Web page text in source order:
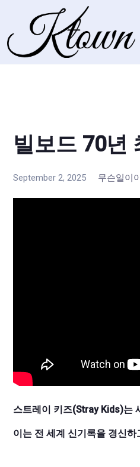
빌보드 70년
September 2, 2025 무슨일이
스트레이 키즈(Stray Kids)는
이는 전 세계 신기록을 경신